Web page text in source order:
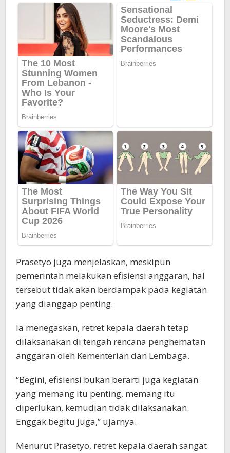
Prasetyo juga menjelaskan, meskipun
pemerintah melakukan efisiensi anggaran, hal
tersebut tidak akan berdampak pada kegiatan
yang dianggap penting.
Ia menegaskan, retret kepala daerah tetap
dilaksanakan di tengah rencana penghematan
anggaran oleh Kementerian dan Lembaga.
“Begini, efisiensi bukan berarti juga kegiatan
yang memang itu penting, memang itu
diperlukan, kemudian tidak dilaksanakan.
Enggak begitu juga,” ujarnya.
Menurut Prasetyo, retret kepala daerah sangat